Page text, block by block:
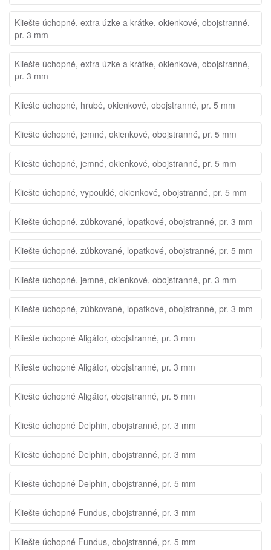
Kliešte úchopné, extra úzke a krátke, okienkové, obojstranné,
pr. 3 mm
Kliešte úchopné, extra úzke a krátke, okienkové, obojstranné,
pr. 3 mm
Kliešte úchopné, hrubé, okienkové, obojstranné, pr. 5 mm
Kliešte úchopné, jemné, okienkové, obojstranné, pr. 5 mm
Kliešte úchopné, jemné, okienkové, obojstranné, pr. 5 mm
Kliešte úchopné, vypouklé, okienkové, obojstranné, pr. 5 mm
Kliešte úchopné, zúbkované, lopatkové, obojstranné, pr. 3 mm
Kliešte úchopné, zúbkované, lopatkové, obojstranné, pr. 5 mm
Kliešte úchopné, jemné, okienkové, obojstranné, pr. 3 mm
Kliešte úchopné, zúbkované, lopatkové, obojstranné, pr. 3 mm
Kliešte úchopné Aligátor, obojstranné, pr. 3 mm
Kliešte úchopné Aligátor, obojstranné, pr. 3 mm
Kliešte úchopné Aligátor, obojstranné, pr. 5 mm
Kliešte úchopné Delphin, obojstranné, pr. 3 mm
Kliešte úchopné Delphin, obojstranné, pr. 3 mm
Kliešte úchopné Delphin, obojstranné, pr. 5 mm
Kliešte úchopné Fundus, obojstranné, pr. 3 mm
Kliešte úchopné Fundus, obojstranné, pr. 5 mm